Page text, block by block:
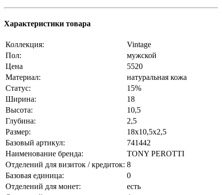
Характеристики товара
Коллекция:
Vintage
Пол:
мужской
Цена
5520
Материал:
натуральная кожа
Статус:
15%
Ширина:
18
Высота:
10,5
Глубина:
2,5
Размер:
18x10,5x2,5
Базовый артикул:
741442
Наименование бренда:
TONY PEROTTI
Отделений для визиток / кредиток: 8
Базовая единица:
0
Отделений для монет:
есть